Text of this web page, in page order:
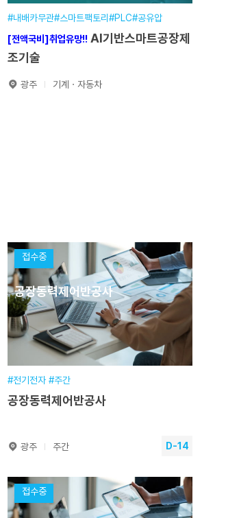
원서접수
#내배카무관#스마트팩토리#PLC#공유압
[전액국비]취업유망!!
조기술
광주 기계ㆍ자동차
접수기간
원서접수
접수중
공장동력제어반공사
#전기전자 #주간
공장동력제어반공사
광주 주간 D-14
공장동력제어반공사
접수중